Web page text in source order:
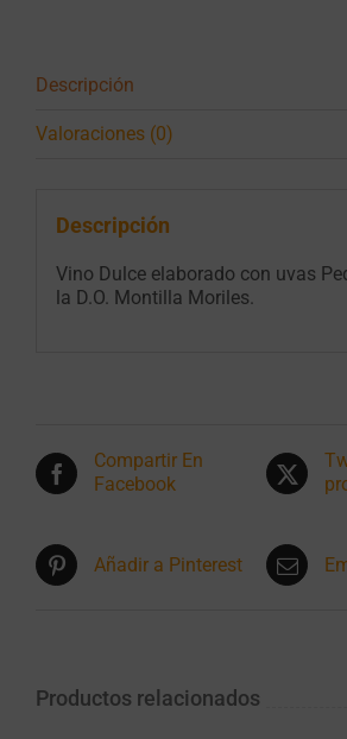
cantidad
Descripción
Valoraciones (0)
Descripción
Vino Dulce elaborado con uvas
la D.O. Montilla Moriles.
Compartir En
Facebook
Añadir a Pinterest
Productos relacionados